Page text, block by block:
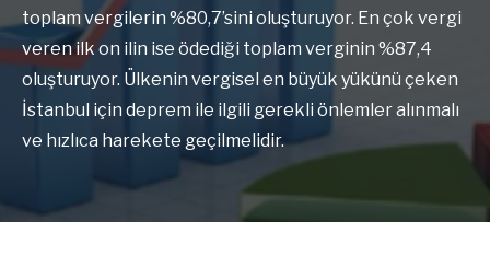
toplam vergilerin %80,7’sini oluşturuyor. En çok vergi
veren ilk on ilin ise ödediği toplam verginin %87,4
oluşturuyor. Ülkenin vergisel en büyük yükünü çeken
İstanbul için deprem ile ilgili gerekli önlemler alınmalı
ve hızlıca harekete geçilmelidir.